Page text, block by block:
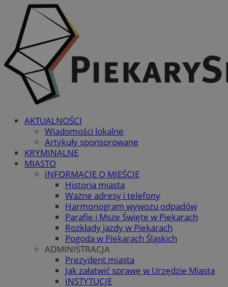
AKTUALNOŚCI
Wiadomości lokalne
Artykuły sponsorowane
KRYMINALNE
MIASTO
INFORMACJE O MIEŚCIE
Historia miasta
Ważne adresy i telefony
Harmonogram wywozu odpadów
Parafie i Msze Święte w Piekarach
Rozkłady jazdy w Piekarach
Pogoda w Piekarach Śląskich
ADMINISTRACJA
Prezydent miasta
Jak załatwić sprawę w Urzędzie Miasta
INSTYTUCJE